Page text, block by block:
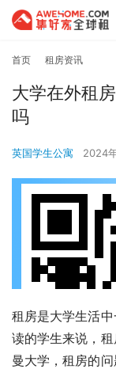
首页 租房资讯
大学在外租
吗
英国学生公寓 2024
租房是大学生活
读的学生来说，
曼大学，租房的